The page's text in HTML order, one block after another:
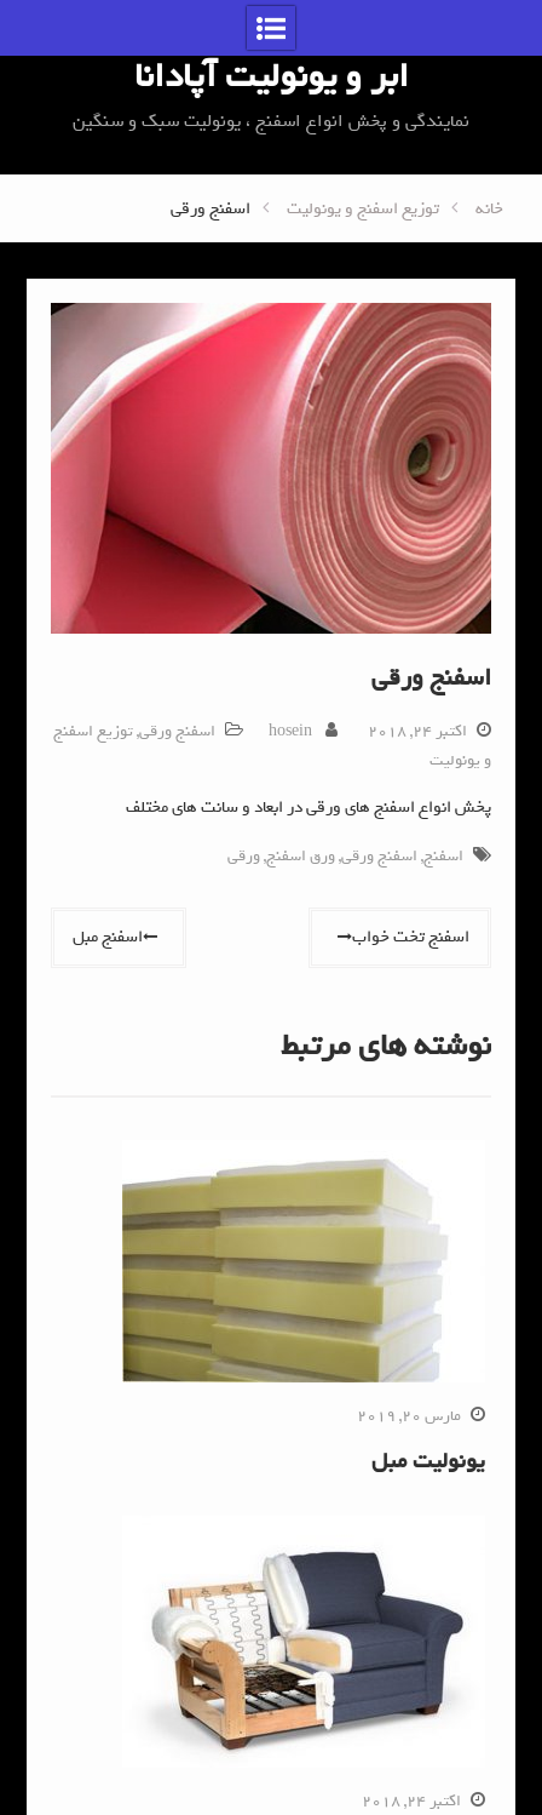
ابر و یونولیت آپادانا
نمایندگی و پخش انواع اسفنج ، یونولیت سبک و سنگین
خانه توزیع اسفنج و یونولیت اسفنج ورقی
اسفنج ورقی
اکتبر 24, 2018 hosein اسفنج ورقی,توزیع اسفنج
و یونولیت
پخش انواع اسفنج های ورقی در ابعاد و سانت های مختلف
اسفنج,اسفنج ورقی,ورق اسفنج,ورقی
راهبری
اسفنج مبل اسفنج تخت خواب
نوشته های مرتبط
مارس 20, 2019
یونولیت مبل
اکتبر 24, 2018